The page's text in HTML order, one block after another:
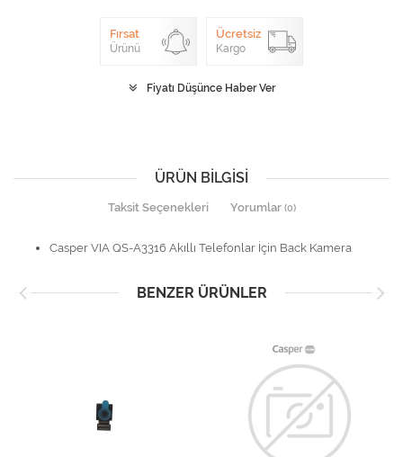
Fırsat
Ürünü
Ücretsiz
Kargo
Fiyatı Düşünce Haber Ver
ÜRÜN BILGISI
Taksit Seçenekleri Yorumlar (0)
Casper VIA QS-A3316 Akıllı Telefonlar İçin Back Kamera
BENZER ÜRÜNLER